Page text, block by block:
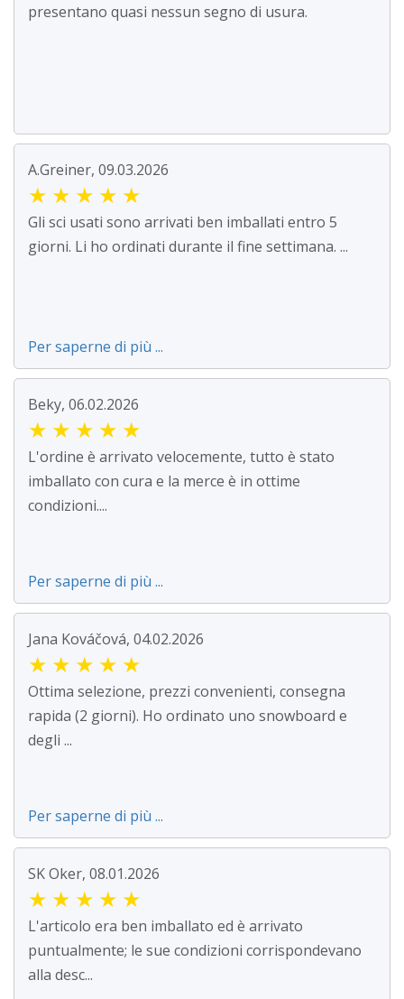
presentano quasi nessun segno di usura.
A.Greiner, 09.03.2026
★ ★ ★ ★ ★
Gli sci usati sono arrivati ben imballati entro 5
giorni. Li ho ordinati durante il fine settimana. ...
Per saperne di più ...
Beky, 06.02.2026
★ ★ ★ ★ ★
L'ordine è arrivato velocemente, tutto è stato
imballato con cura e la merce è in ottime
condizioni....
Per saperne di più ...
Jana Kováčová, 04.02.2026
★ ★ ★ ★ ★
Ottima selezione, prezzi convenienti, consegna
rapida (2 giorni). Ho ordinato uno snowboard e
degli ...
Per saperne di più ...
SK Oker, 08.01.2026
★ ★ ★ ★ ★
L'articolo era ben imballato ed è arrivato
puntualmente; le sue condizioni corrispondevano
alla desc...